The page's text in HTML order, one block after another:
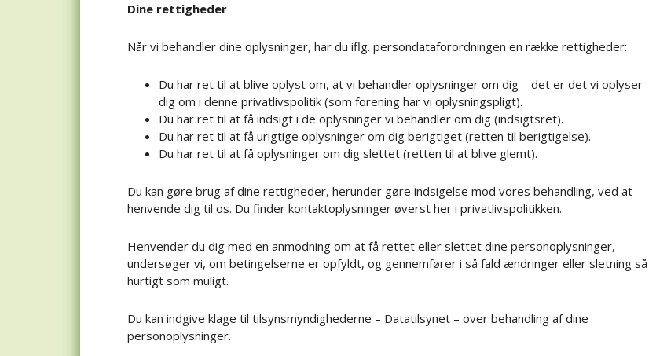
Dine rettigheder
Når vi behandler dine oplysninger, har du iflg. persondataforordningen en række rettigheder:
Du har ret til at blive oplyst om, at vi behandler oplysninger om dig – det er det vi oplyser
dig om i denne privatlivspolitik (som forening har vi oplysningspligt).
Du har ret til at få indsigt i de oplysninger vi behandler om dig (indsigtsret).
Du har ret til at få urigtige oplysninger om dig berigtiget (retten til berigtigelse).
Du har ret til at få oplysninger om dig slettet (retten til at blive glemt).
Du kan gøre brug af dine rettigheder, herunder gøre indsigelse mod vores behandling, ved at
henvende dig til os. Du finder kontaktoplysninger øverst her i privatlivspolitikken.
Henvender du dig med en anmodning om at få rettet eller slettet dine personoplysninger,
undersøger vi, om betingelserne er opfyldt, og gennemfører i så fald ændringer eller sletning så
hurtigt som muligt.
Du kan indgive klage til tilsynsmyndighederne – Datatilsynet – over behandling af dine
personoplysninger.